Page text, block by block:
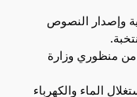
وإصدار النصوص
من منظوري وزارة
الماء والكهرباء